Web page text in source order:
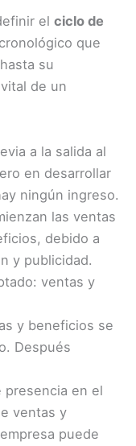
el ciclo de
que
su
de un
a la salida al
en desarrollar
ningún ingreso.
las ventas
debido a
y publicidad.
ventas y
y beneficios se
Después
presencia en el
ventas y
puede